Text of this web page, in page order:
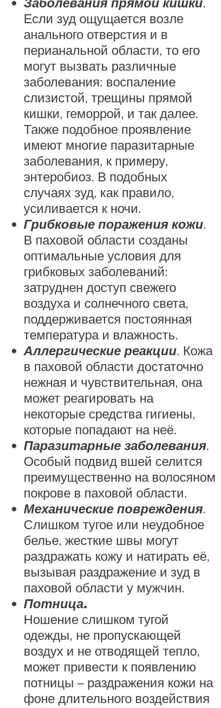
Если зуд ощущается возле
анального отверстия и в
перианальной области, то его
могут вызвать различные
заболевания: воспаление
слизистой, трещины прямой
кишки, геморрой, и так далее.
Также подобное проявление
имеют многие паразитарные
заболевания, к примеру,
энтеробиоз. В подобных
случаях зуд, как правило,
усиливается к ночи.
Грибковые поражения кожи.
В паховой области созданы
оптимальные условия для
грибковых заболеваний:
затруднен доступ свежего
воздуха и солнечного света,
поддерживается постоянная
температура и влажность.
Аллергические реакции. Кожа
в паховой области достаточно
нежная и чувствительная, она
может реагировать на
некоторые средства гигиены,
которые попадают на неё.
Паразитарные заболевания.
Особый подвид вшей селится
преимущественно на волосяном
покрове в паховой области.
Механические повреждения.
Слишком тугое или неудобное
белье, жесткие швы могут
раздражать кожу и натирать её,
вызывая раздражение и зуд в
паховой области у мужчин.
Потница.
Ношение слишком тугой
одежды, не пропускающей
воздух и не отводящей тепло,
может привести к появлению
потницы – раздражения кожи на
фоне длительного воздействия